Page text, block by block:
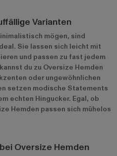
Varianten
mögen, sind
Sie lassen sich leicht mit
und passen zu fast jedem
du zu Oversize Hemden
oder ungewöhnlichen
setzen modische Statements
echten Hingucker. Egal, ob
Hemden passen sich mühelos
Oversize Hemden